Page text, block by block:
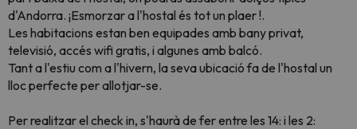
d'Andorra. ¡Esmorzar a l'hostal és tot un plaer !.
Les habitacions estan ben equipades amb bany privat,
televisió, accés wifi gratis, i algunes amb balcó.
Tant a l'estiu com a l'hivern, la seva ubicació fa de l'hostal un
lloc perfecte per allotjar-se.
Per realitzar el check in, s'haurà de fer entre les 14: i les 2: